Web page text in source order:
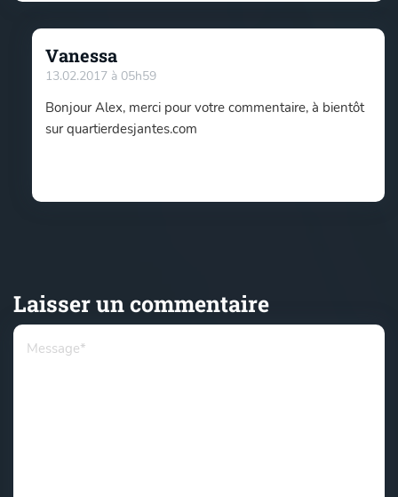
Vanessa
13.02.2017 à 05h59
Bonjour Alex, merci pour votre commentaire, à bientôt
sur quartierdesjantes.com
Laisser un commentaire